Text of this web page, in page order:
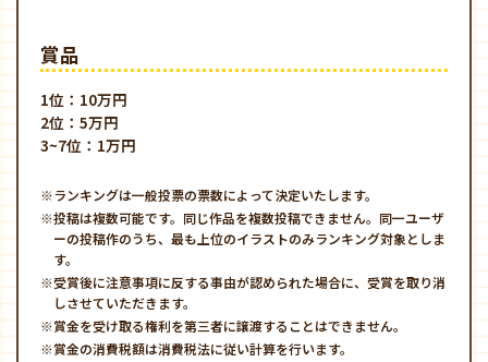
賞品
1位：10万円
2位：5万円
3~7位：1万円
※ランキングは一般投票の票数によって決定いたします。
※投稿は複数可能です。同じ作品を複数投稿できません。同一ユーザ
ーの投稿作のうち、最も上位のイラストのみランキング対象としま
す。
※受賞後に注意事項に反する事由が認められた場合に、受賞を取り消
しさせていただきます。
※賞金を受け取る権利を第三者に譲渡することはできません。
※賞金の消費税額は消費税法に従い計算を行います。